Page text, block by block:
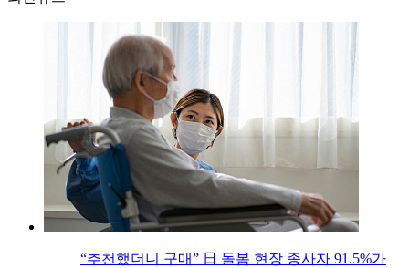
“추천했더니 구매” 日 돌봄 현장 종사자 91.5%가